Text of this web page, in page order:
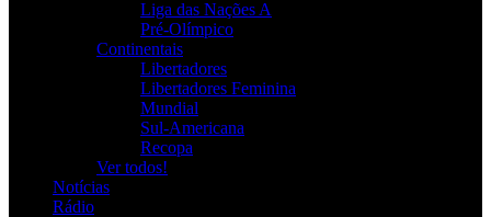
Liga das Nações A
Pré-Olímpico
Continentais
Libertadores
Libertadores Feminina
Mundial
Sul-Americana
Recopa
Ver todos!
Notícias
Rádio